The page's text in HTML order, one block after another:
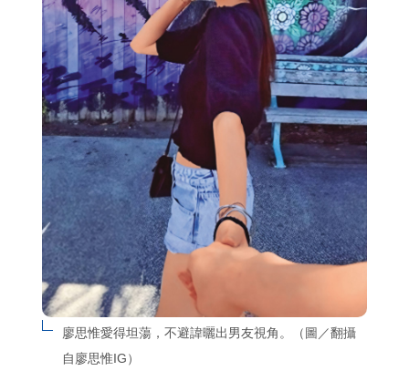
廖思惟愛得坦蕩，不避諱曬出男友視角。（圖／翻攝
自廖思惟IG）